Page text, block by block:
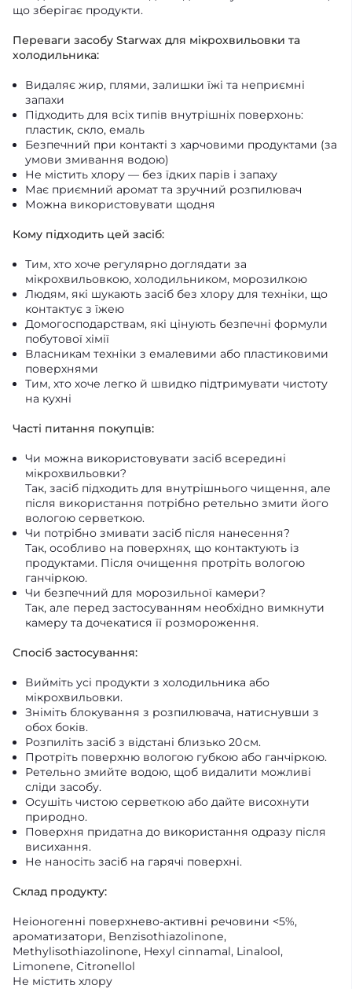
що зберігає продукти.
Переваги засобу Starwax для мікрохвильовки та
холодильника:
Видаляє жир, плями, залишки їжі та неприємні
запахи
Підходить для всіх типів внутрішніх поверхонь:
пластик, скло, емаль
Безпечний при контакті з харчовими продуктами (за
умови змивання водою)
Не містить хлору — без їдких парів і запаху
Має приємний аромат та зручний розпилювач
Можна використовувати щодня
Кому підходить цей засіб:
Тим, хто хоче регулярно доглядати за
мікрохвильовкою, холодильником, морозилкою
Людям, які шукають засіб без хлору для техніки, що
контактує з їжею
Домогосподарствам, які цінують безпечні формули
побутової хімії
Власникам техніки з емалевими або пластиковими
поверхнями
Тим, хто хоче легко й швидко підтримувати чистоту
на кухні
Часті питання покупців:
Чи можна використовувати засіб всередині
мікрохвильовки?
Так, засіб підходить для внутрішнього чищення, але
після використання потрібно ретельно змити його
вологою серветкою.
Чи потрібно змивати засіб після нанесення?
Так, особливо на поверхнях, що контактують із
продуктами. Після очищення протріть вологою
ганчіркою.
Чи безпечний для морозильної камери?
Так, але перед застосуванням необхідно вимкнути
камеру та дочекатися її розмороження.
Спосіб застосування:
Вийміть усі продукти з холодильника або
мікрохвильовки.
Зніміть блокування з розпилювача, натиснувши з
обох боків.
Розпиліть засіб з відстані близько 20 см.
Протріть поверхню вологою губкою або ганчіркою.
Ретельно змийте водою, щоб видалити можливі
сліди засобу.
Осушіть чистою серветкою або дайте висохнути
природно.
Поверхня придатна до використання одразу після
висихання.
Не наносіть засіб на гарячі поверхні.
Склад продукту:
Неіоногенні поверхнево-активні речовини <5%,
ароматизатори, Benzisothiazolinone,
Methylisothiazolinone, Hexyl cinnamal, Linalool,
Limonene, Citronellol
Не містить хлору